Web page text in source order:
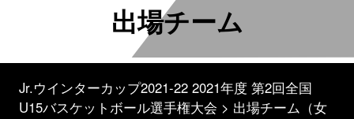
出場チーム
Jr.ウインターカップ2021-22 2021年度 第2回全国
U15バスケットボール選手権大会
出場チーム（女